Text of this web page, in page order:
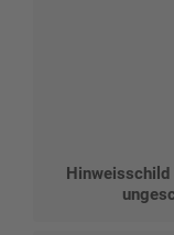
Hinweisschild